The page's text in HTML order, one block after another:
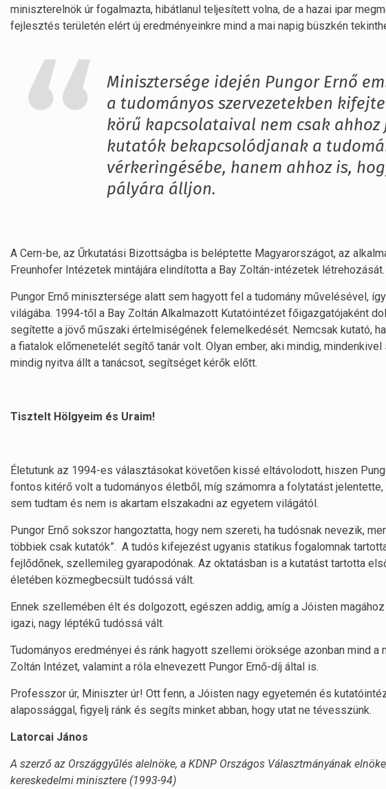
miniszterelnök úr fogalmazta, hibátlanul teljesített volna, de a hazai ipar
fejlesztés területén elért új eredményeinkre mind a mai napig büszkén
Minisztersége idején Pungor Ernő
a tudományos szervezetekben
körű kapcsolataival nem csak
kutatók bekapcsolódjanak a
vérkeringésébe, hanem ahhoz is,
pályára álljon.
A Cern-be, az Űrkutatási Bizottságba is beléptette Magyarországot, az
Freunhofer Intézetek mintájára elindította a Bay Zoltán-intézetek létrehozását.
Pungor Ernő minisztersége alatt sem hagyott fel a tudomány művelésével,
világába. 1994-től a Bay Zoltán Alkalmazott Kutatóintézet főigazgatójaként
segítette a jövő műszaki értelmiségének felemelkedését. Nemcsak kutató,
a fiatalok előmenetelét segítő tanár volt. Olyan ember, aki mindig,
mindig nyitva állt a tanácsot, segítséget kérők előtt.
Tisztelt Hölgyeim és Uraim!
Életutunk az 1994-es választásokat követően kissé eltávolodott, hiszen
fontos kitérő volt a tudományos életből, míg számomra a folytatást jelentette,
sem tudtam és nem is akartam elszakadni az egyetem világától.
Pungor Ernő sokszor hangoztatta, hogy nem szereti, ha tudósnak nevezik,
többiek csak kutatók”. A tudós kifejezést ugyanis statikus fogalomnak
fejlődőnek, szellemileg gyarapodónak. Az oktatásban is a kutatást tartotta
életében közmegbecsült tudóssá vált.
Ennek szellemében élt és dolgozott, egészen addig, amíg a Jóisten
igazi, nagy léptékű tudóssá vált.
Tudományos eredményei és ránk hagyott szellemi öröksége azonban mind a
Zoltán Intézet, valamint a róla elnevezett Pungor Ernő-díj által is.
Professzor úr, Miniszter úr! Ott fenn, a Jóisten nagy egyetemén és
alapossággal, figyelj ránk és segíts minket abban, hogy utat ne tévesszünk.
Latorcai János
A szerző az Országgyűlés alelnöke, a KDNP Országos Választmányának
kereskedelmi minisztere (1993-94)